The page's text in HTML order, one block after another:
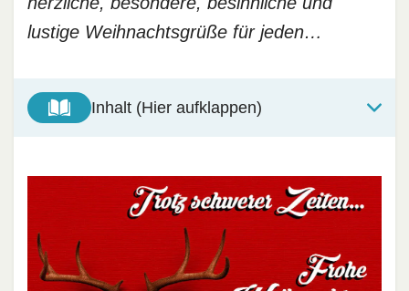
lustige Weihnachtsgrüße für jeden…
Inhalt (Hier aufklappen)